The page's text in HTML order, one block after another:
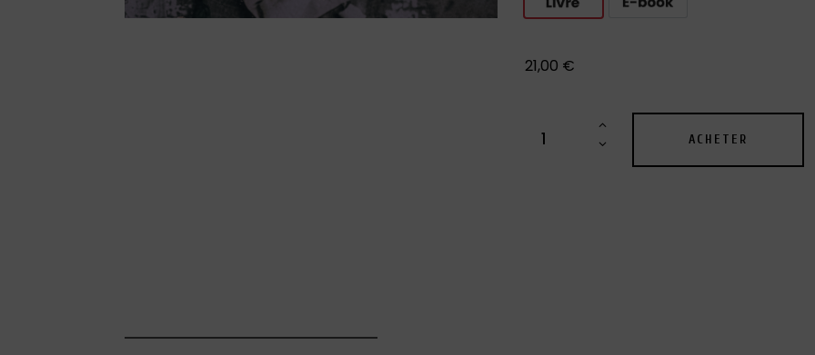
21,00 €
ACHETER